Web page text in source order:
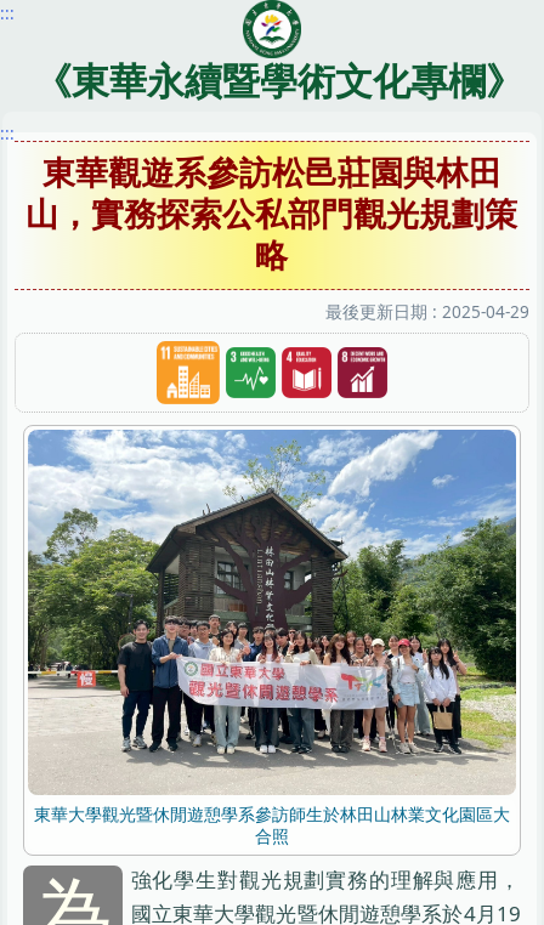
跳
內
:::
《東華永續暨學術文化專欄》
:::
東華觀遊系參訪松邑莊園與林田
山，實務探索公私部門觀光規劃策
略
最後更新日期 : 2025-04-29
東華大學觀光暨休閒遊憩學系參訪師生於林田山林業文化園區大
合照
強化學生對觀光規劃實務的理解與應用，
國立東華大學觀光暨休閒遊憩學系於4月19